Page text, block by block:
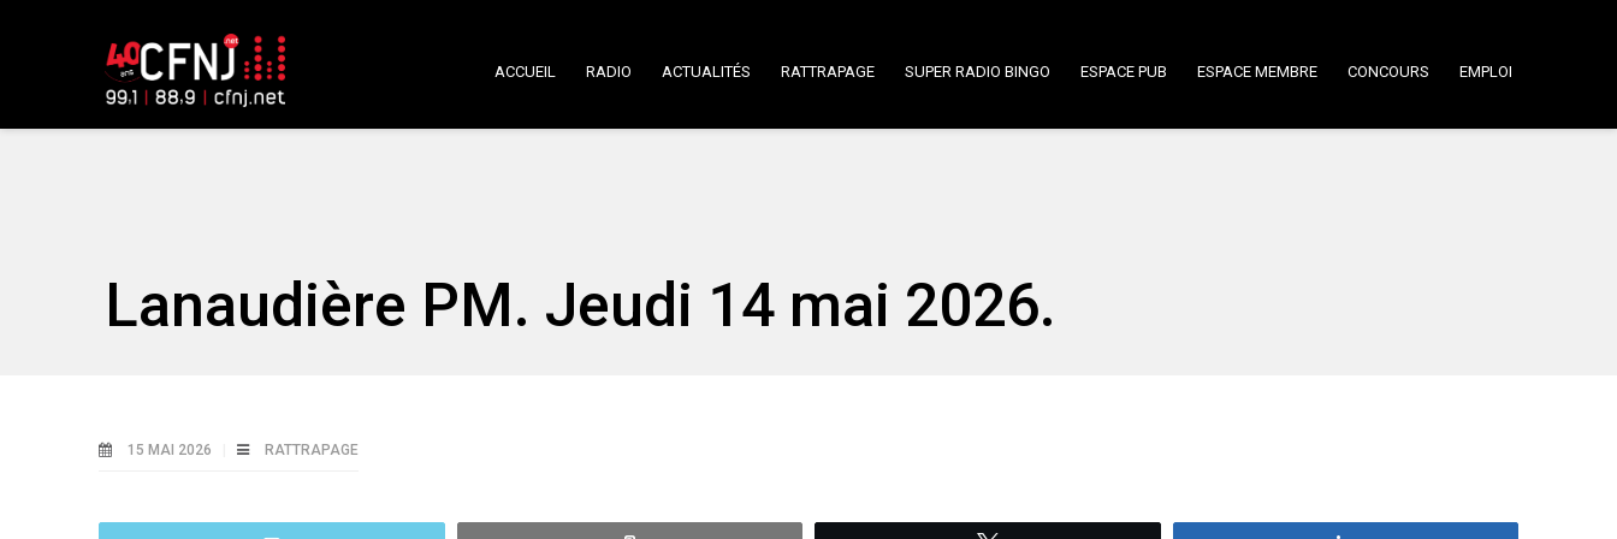
ACCUEIL RADIO ACTUALITÉS RATTRAPAGE SUPER RADIO BINGO ESPACE PUB ESPACE MEMBRE CONCOURS EMPLOI
Lanaudière PM. Jeudi 14 mai 2026.
15 MAI 2026 RATTRAPAGE